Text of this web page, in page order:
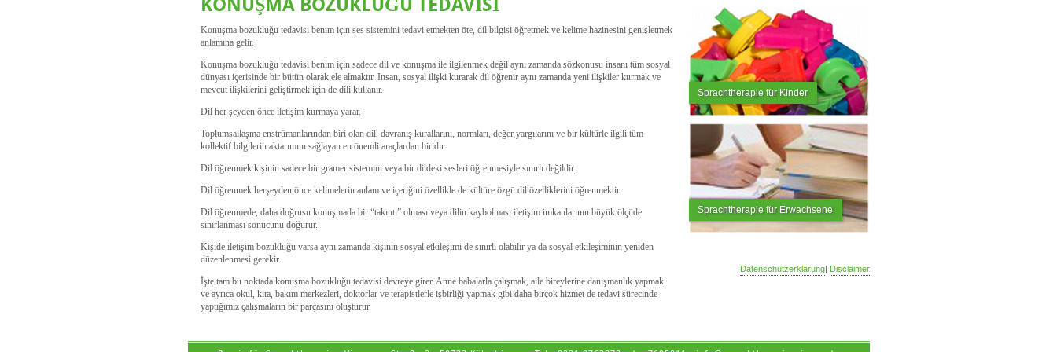
KONUŞMA BOZUKLUĞU TEDAVİSİ
Konuşma bozukluğu tedavisi benim için ses sistemini tedavi etmekten öte, dil bilgisi öğretmek ve kelime hazinesini genişletmek
anlamına gelir.
Konuşma bozukluğu tedavisi benim için sadece dil ve konuşma ile ilgilenmek değil aynı zamanda sözkonusu insanı tüm sosyal
dünyası içerisinde bir bütün olarak ele almaktır. İnsan, sosyal ilişki kurarak dil öğrenir aynı zamanda yeni ilişkiler kurmak ve
mevcut ilişkilerini geliştirmek için de dili kullanır.
Dil her şeyden önce iletişim kurmaya yarar.
Toplumsallaşma enstrümanlarından biri olan dil, davranış kurallarını, normları, değer yargılarını ve bir kültürle ilgili tüm
kollektif bilgilerin aktarımını sağlayan en önemli araçlardan biridir.
Dil öğrenmek kişinin sadece bir gramer sistemini veya bir dildeki sesleri öğrenmesiyle sınırlı değildir.
Dil öğrenmek herşeyden önce kelimelerin anlam ve içeriğini özellikle de kültüre özgü dil özelliklerini öğrenmektir.
Dil öğrenmede, daha doğrusu konuşmada bir “takıntı” olması veya dilin kaybolması iletişim imkanlarının büyük ölçüde
sınırlanması sonucunu doğurur.
Kişide iletişim bozukluğu varsa aynı zamanda kişinin sosyal etkileşimi de sınırlı olabilir ya da sosyal etkileşiminin yeniden
düzenlenmesi gerekir.
İşte tam bu noktada konuşma bozukluğu tedavisi devreye girer. Anne babalarla çalışmak, aile bireylerine danışmanlık yapmak
ve ayrıca okul, kita, bakım merkezleri, doktorlar ve terapistlerle işbirliği yapmak gibi daha birçok hizmet de tedavi sürecinde
yaptığımız çalışmaların bir parçasını oluşturur.
Sprachtherapie für Kinder
Sprachtherapie für Erwachsene
Datenschutzerklärung| Disclaimer